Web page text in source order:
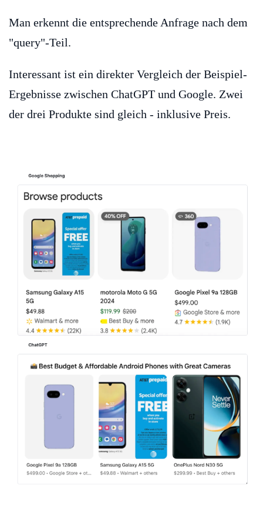
Man erkennt die entsprechende Anfrage nach dem
"query"-Teil.
Interessant ist ein direkter Vergleich der Beispiel-
Ergebnisse zwischen ChatGPT und Google. Zwei
der drei Produkte sind gleich - inklusive Preis.